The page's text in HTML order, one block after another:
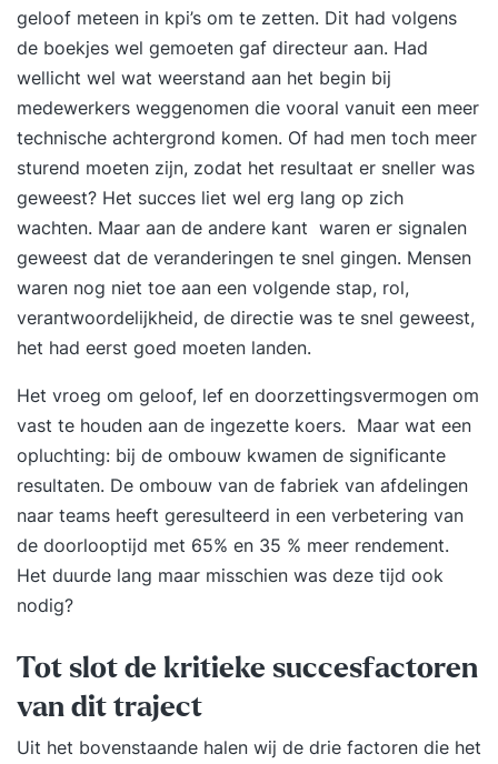
geloof meteen in kpi’s om te zetten. Dit had volgens
de boekjes wel gemoeten gaf directeur aan. Had
wellicht wel wat weerstand aan het begin bij
medewerkers weggenomen die vooral vanuit een meer
technische achtergrond komen. Of had men toch meer
sturend moeten zijn, zodat het resultaat er sneller was
geweest? Het succes liet wel erg lang op zich
wachten. Maar aan de andere kant waren er signalen
geweest dat de veranderingen te snel gingen. Mensen
waren nog niet toe aan een volgende stap, rol,
verantwoordelijkheid, de directie was te snel geweest,
het had eerst goed moeten landen.
Het vroeg om geloof, lef en doorzettingsvermogen om
vast te houden aan de ingezette koers. Maar wat een
opluchting: bij de ombouw kwamen de significante
resultaten. De ombouw van de fabriek van afdelingen
naar teams heeft geresulteerd in een verbetering van
de doorlooptijd met 65% en 35 % meer rendement.
Het duurde lang maar misschien was deze tijd ook
nodig?
Tot slot de kritieke succesfactoren
van dit traject
Uit het bovenstaande halen wij de drie factoren die het